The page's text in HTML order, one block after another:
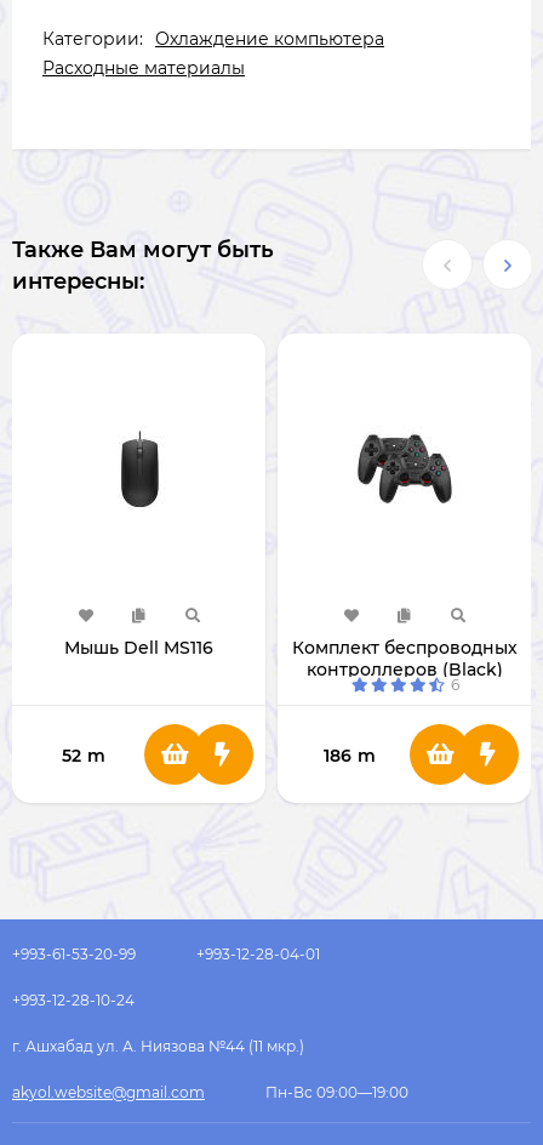
Категории: Охлаждение компьютера
Расходные материалы
Также Вам могут быть
интересны:
Мышь Dell MS116
52 m
Комплект беспроводных
контроллеров (Black)
6
186 m
+993-61-53-20-99 +993-12-28-04-01
+993-12-28-10-24
г. Ашхабад ул. А. Ниязова №44 (11 мкр.)
akyol.website@gmail.com Пн-Вс 09:00—19:00